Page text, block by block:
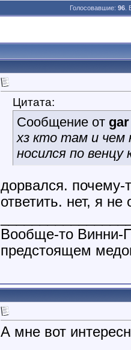
Голосовавшие: 96.
Цитата:
Сообщение от gar
хз кто там и чем
носился по венцу
дорвался. почему-
ответить. нет, я
Вообще-то Винни-
предстоящем
А мне вот